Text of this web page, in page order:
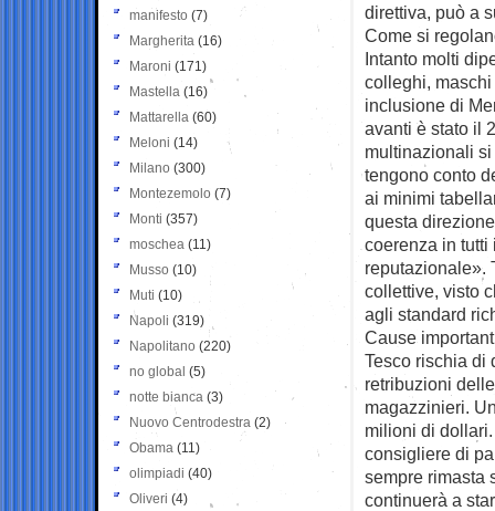
direttiva, può a
Come si
Intanto molti
colleghi,
inclusione di
avanti è stato il
multinazionali
tengono conto
ai minimi
questa
coerenza in
reputazionale».
collettive, visto
agli standard
Cause
Tesco rischia di
retribuzioni
magazzinieri.
milioni di
consigliere di
sempre rimasta
continuerà a
manifesto (7)
Margherita (16)
Maroni (171)
Mastella (16)
Mattarella (60)
Meloni (14)
Milano (300)
Montezemolo (7)
Monti (357)
moschea (11)
Musso (10)
Muti (10)
Napoli (319)
Napolitano (220)
no global (5)
notte bianca (3)
Nuovo Centrodestra (2)
Obama (11)
olimpiadi (40)
Oliveri (4)